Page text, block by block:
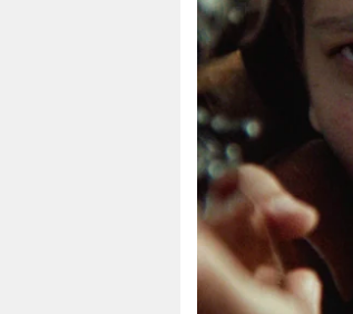
nord
wahrheit
verlag
verlag
veranstaltungen
shop